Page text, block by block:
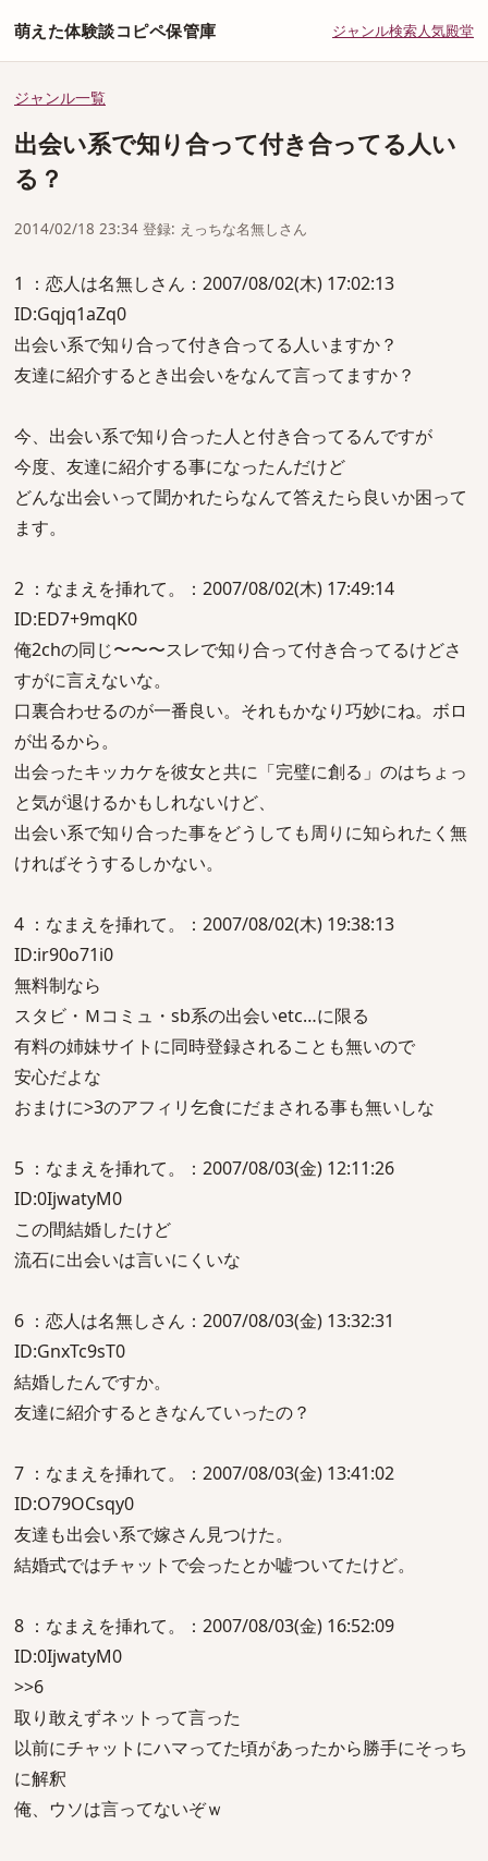
萌えた体験談コピペ保管庫 ジャンル検索人気殿堂
ジャンル一覧
出会い系で知り合って付き合ってる人い
る？
2014/02/18 23:34 登録: えっちな名無しさん
1 ：恋人は名無しさん：2007/08/02(木) 17:02:13
ID:Gqjq1aZq0
出会い系で知り合って付き合ってる人いますか？
友達に紹介するとき出会いをなんて言ってますか？
今、出会い系で知り合った人と付き合ってるんですが
今度、友達に紹介する事になったんだけど
どんな出会いって聞かれたらなんて答えたら良いか困って
ます。
2 ：なまえを挿れて。：2007/08/02(木) 17:49:14
ID:ED7+9mqK0
俺2chの同じ〜〜〜スレで知り合って付き合ってるけどさ
すがに言えないな。
口裏合わせるのが一番良い。それもかなり巧妙にね。ボロ
が出るから。
出会ったキッカケを彼女と共に「完璧に創る」のはちょっ
と気が退けるかもしれないけど、
出会い系で知り合った事をどうしても周りに知られたく無
ければそうするしかない。
4 ：なまえを挿れて。：2007/08/02(木) 19:38:13
ID:ir90o71i0
無料制なら
スタビ・Ｍコミュ・sb系の出会いetc…に限る
有料の姉妹サイトに同時登録されることも無いので
安心だよな
おまけに>3のアフィリ乞食にだまされる事も無いしな
5 ：なまえを挿れて。：2007/08/03(金) 12:11:26
ID:0IjwatyM0
この間結婚したけど
流石に出会いは言いにくいな
6 ：恋人は名無しさん：2007/08/03(金) 13:32:31
ID:GnxTc9sT0
結婚したんですか。
友達に紹介するときなんていったの？
7 ：なまえを挿れて。：2007/08/03(金) 13:41:02
ID:O79OCsqy0
友達も出会い系で嫁さん見つけた。
結婚式ではチャットで会ったとか嘘ついてたけど。
8 ：なまえを挿れて。：2007/08/03(金) 16:52:09
ID:0IjwatyM0
>>6
取り敢えずネットって言った
以前にチャットにハマってた頃があったから勝手にそっち
に解釈
俺、ウソは言ってないぞｗ